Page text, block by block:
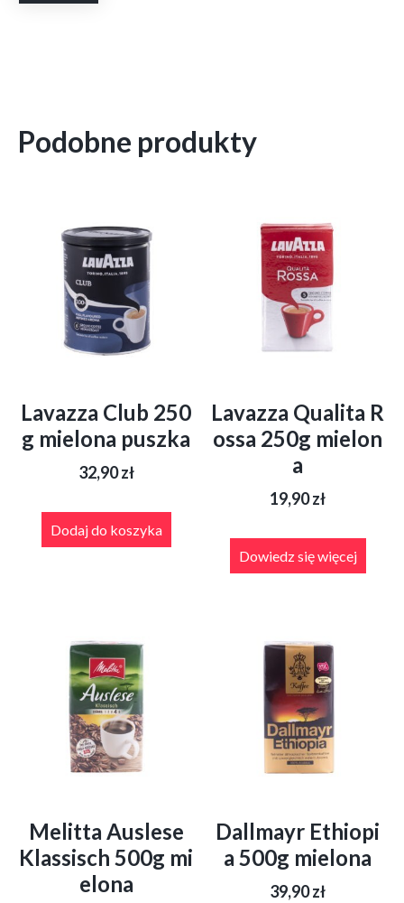
Podobne produkty
Lavazza Club 250
g mielona puszka
32,90zł
Dodaj do koszyka
Lavazza Qualita R
ossa 250g mielon
a
19,90zł
Dowiedz się więcej
Melitta Auslese
Klassisch 500g mi
elona
Dallmayr Ethiopi
a 500g mielona
39,90zł